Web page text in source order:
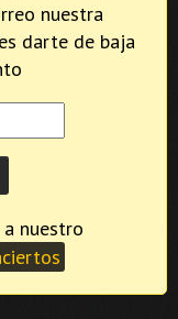
nuestra
darte de baja